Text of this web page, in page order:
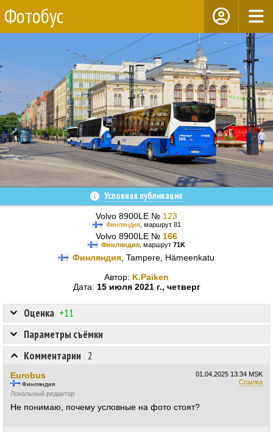
Фотобус
Условная публикация
Volvo 8900LE № 123
Финляндия, маршрут 81
Volvo 8900LE № 166
Финляндия , маршрут 71K
Финляндия , Tampere, Hämeenkatu
Автор: K.Paiken
Дата: 15 июля 2021 г., четверг
Оценка +11
Параметры съёмки
Комментарии · 2
01.04.2025 13:34 MSK
Ссылка
Eurobus
Финляндия
Локальный редактор
Не понимаю, почему условные на фото стоят?